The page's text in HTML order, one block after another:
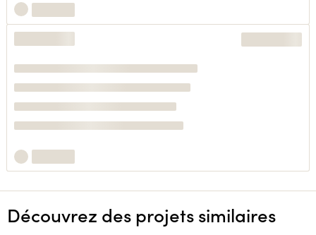
Découvrez des projets similaires